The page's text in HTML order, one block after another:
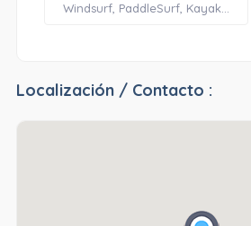
Windsurf, PaddleSurf, Kayak...
Localización / Contacto :